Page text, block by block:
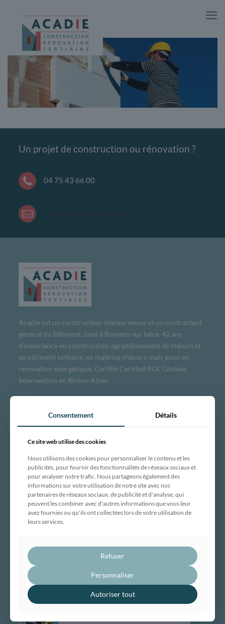
Un projet de construction ou rénovation ?
04 75 43 66 00
Acadie est un constructeur maison neuve et un contractant
général du bâtiment, basé à Romans-sur Isère. 42 ans
d’expérience en construction-agrandissement de maison et
de bâtiment tertiaire, en maîtrise d’œuvre mais aussi en
rénovation énergétique. Certifié Certibat RGE Globale.
Intervention en Rhône-Alpes.
Engagements et certifications
Maison traditionnelle
Maison ossature bois
Maison évolutive
Rénovation globale
Maîtrise d’œuvre
Bâtiment professionnel et tertiaire
Nous contacter
ACTUALITÉS
Consentement Détails
Ce site web utilise des cookies
Nous utilisons des cookies pour personnaliser le contenu et les
publicités, pour fournir des fonctionnalités de réseaux sociaux et
pour analyser notre trafic. Nous partageons également des
informations sur votre utilisation de notre site avec nos
partenaires de réseaux sociaux, de publicité et d'analyse, qui
peuvent les combiner avec d'autres informations que vous leur
avez fournies ou qu'ils ont collectées lors de votre utilisation de
leurs services.
Refuser
Personnaliser
Autoriser tout